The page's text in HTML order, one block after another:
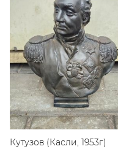
Кутузов (Касли, 1953г)